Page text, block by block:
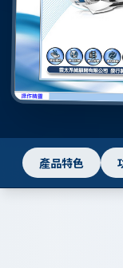
產品特色